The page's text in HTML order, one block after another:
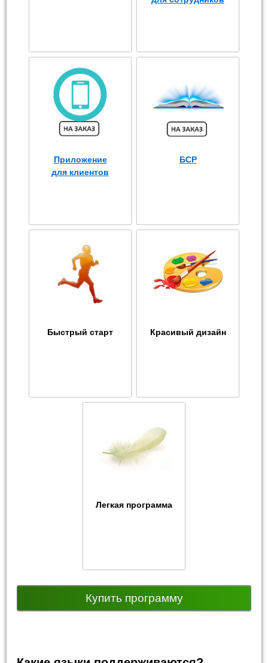
Приложение
для клиентов
БСР
Быстрый старт Красивый дизайн
Легкая программа
Купить программу